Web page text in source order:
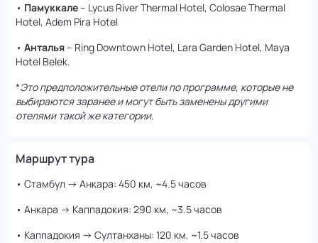
• Памуккале– Lycus River Thermal Hotel, Colosae Thermal
Hotel, Adem Pira Hotel
• Анталья– Ring Downtown Hotel, Lara Garden Hotel, Maya
Hotel Belek.
*Это предположительные отели по программе, которые не
выбираются заранее и могут быть заменены другими
отелями такой же категории.
Маршрут тура
• Стамбул → Анкара: 450 км, ~4.5 часов
• Анкара → Каппадокия: 290 км, ~3.5 часов
• Каппадокия → Султанханы: 120 км, ~1.5 часов